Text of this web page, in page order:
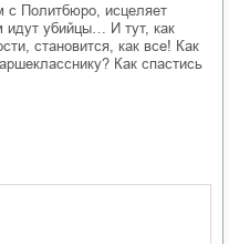
с Политбюро, исцеляет
идут убийцы… И тут, как
становится, как все! Как
Как спастись